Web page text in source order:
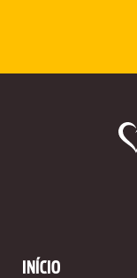
INÍCIO